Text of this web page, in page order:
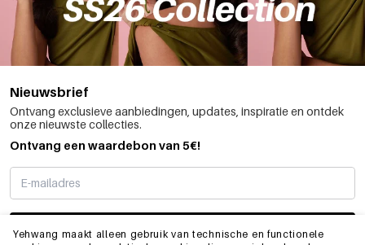
Yehwang maakt alleen gebruik van technische en functionele
Nieuwsbrief
Ontvang exclusieve aanbiedingen, updates, inspiratie en ontdek
onze nieuwste collecties.
Ontvang een waardebon van 5€!
SCHRIJF ME IN